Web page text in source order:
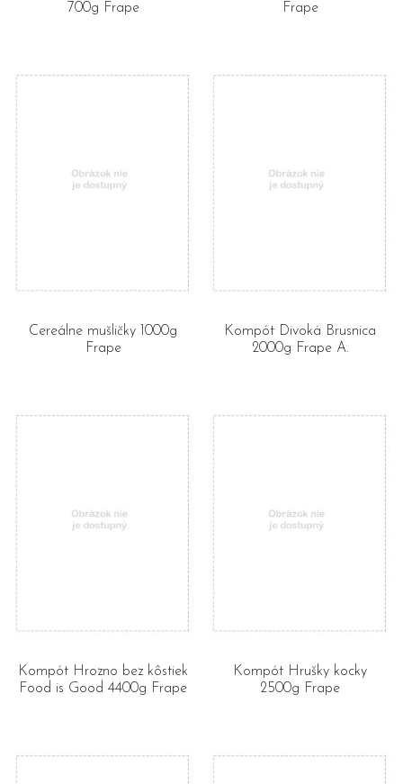
700g Frape
Frape
Cereálne mušličky 1000g
Frape
Kompót Divoká Brusnica
2000g Frape A.
Kompót Hrozno bez kôstiek
Food is Good 4400g Frape
Kompót Hrušky kocky
2500g Frape